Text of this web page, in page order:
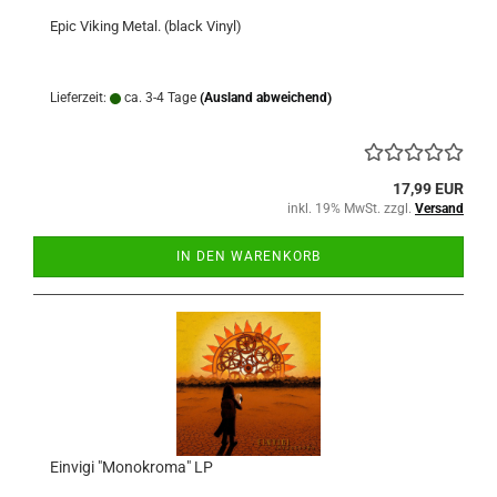
Epic Viking Metal. (black Vinyl)
Lieferzeit: ca. 3-4 Tage (Ausland abweichend)
17,99 EUR
inkl. 19% MwSt. zzgl. Versand
IN DEN WARENKORB
Einvigi "Monokroma" LP